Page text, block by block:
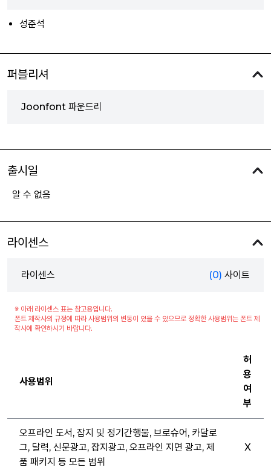
성준석
퍼블리셔
Joonfont 파운드리
출시일
알 수 없음
라이센스
라이센스 (0) 사이트
※ 아래 라이센스 표는 참고용입니다.
폰트 제작사의 규정에 따라 사용범위의 변동이 있을 수 있으므로 정확한 사용범위는 폰트 제
작사에 확인하시기 바랍니다.
사용범위
허
용
여
부
오프라인 도서, 잡지 및 정기간행물, 브로슈어, 카달로
그, 달력, 신문광고, 잡지광고, 오프라인 지면 광고, 제
품 패키지 등 모든 범위
X